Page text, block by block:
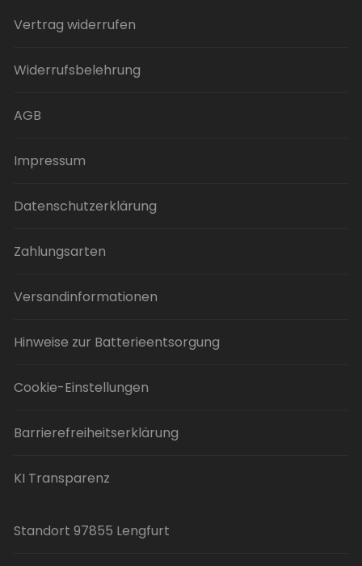
Vertrag widerrufen
Widerrufsbelehrung
AGB
Impressum
Datenschutzerklärung
Zahlungsarten
Versandinformationen
Hinweise zur Batterieentsorgung
Cookie-Einstellungen
Barrierefreiheitserklärung
KI Transparenz
Standort 97855 Lengfurt